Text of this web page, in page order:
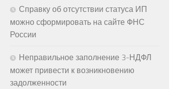
Справку об отсутствии статуса ИП
можно сформировать на сайте ФНС
России
Неправильное заполнение 3-НДФЛ
может привести к возникновению
задолженности